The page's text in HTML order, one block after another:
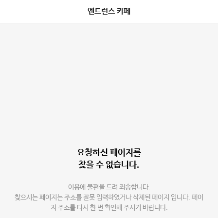
엔트런스 카페
요청하신 페이지를
찾을 수 없습니다.
이용에 불편을 드려 죄송합니다.
찾으시는 페이지는 주소를 잘못 입력하였거나 삭제된 페이지 입니다. 페이
지 주소를 다시 한 번 확인해 주시기 바랍니다.